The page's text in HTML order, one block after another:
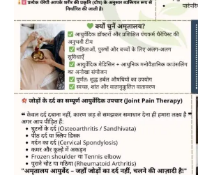
LIVE